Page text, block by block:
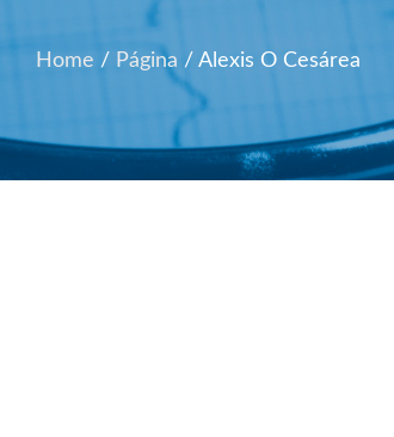
Home / Página / Alexis O Cesárea